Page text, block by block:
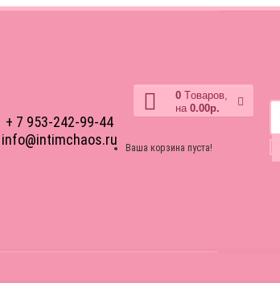
+ 7 953-242-99-44
info@intimchaos.ru
0 Tоваров,
на 0.00р.
Ваша корзина пуста!